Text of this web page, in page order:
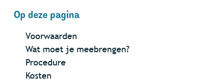
Op deze pagina
Voorwaarden
Wat moet je meebrengen?
Procedure
Kosten